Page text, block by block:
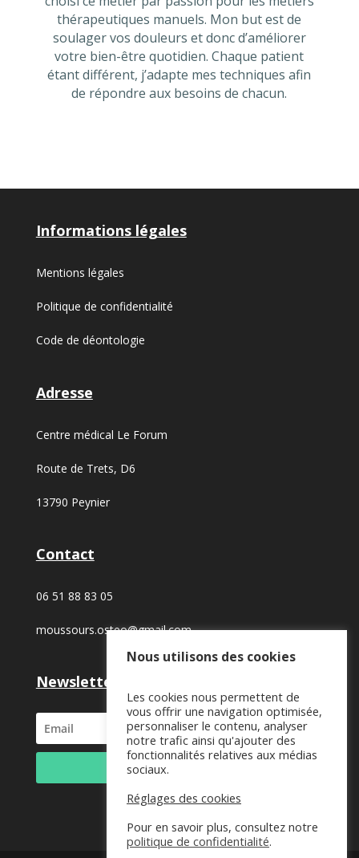
thérapeutiques manuels. Mon but est de
soulager vos douleurs et donc d’améliorer
votre bien-être quotidien. Chaque patient
étant différent, j’adapte mes techniques afin
de répondre aux besoins de chacun.
Informations légales
Mentions légales
Politique de confidentialité
Code de déontologie
Adresse
Centre médical Le Forum
Route de Trets, D6
13790 Peynier
Contact
06 51 88 83 05
moussours.osteo@gmail.com
Newsletter
S'abonner
Nous utilisons des cookies
Les cookies nous permettent de
vous offrir une navigation optimisée,
personnaliser le contenu, analyser
notre trafic ainsi qu'ajouter des
fonctionnalités relatives aux médias
sociaux.
Réglages des cookies
Pour en savoir plus, consultez notre
politique de confidentialité.